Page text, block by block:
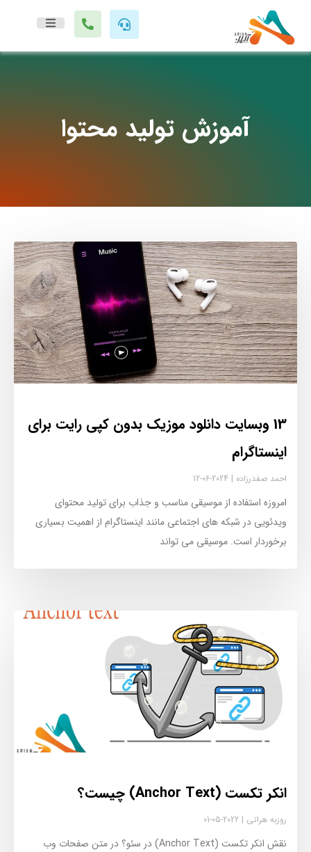
آموزش تولید محتوا
13 وبسایت دانلود موزیک بدون کپی رایت برای
اینستاگرام
احمد صفدرزاده
امروزه استفاده از موسیقی مناسب و جذاب برای تولید محتوای
ویدئویی در شبکه‌ های اجتماعی مانند اینستاگرام از اهمیت بسیاری
برخوردار است. موسیقی می‌ تواند
انکر تکست (Anchor Text) چیست؟
روزبه هراتی
نقش انکر تکست (Anchor Text) در سئو؟ در متن صفحات وب